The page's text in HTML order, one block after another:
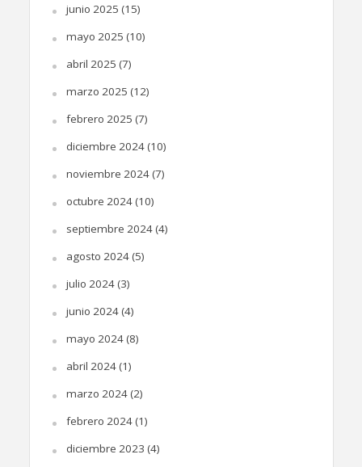
junio 2025 (15)
mayo 2025 (10)
abril 2025 (7)
marzo 2025 (12)
febrero 2025 (7)
diciembre 2024(10)
noviembre 2024(7)
octubre 2024(10)
septiembre 2024(4)
agosto 2024(5)
julio 2024(3)
junio 2024(4)
mayo 2024(8)
abril 2024(1)
marzo 2024(2)
febrero 2024(1)
diciembre 2023 (4)